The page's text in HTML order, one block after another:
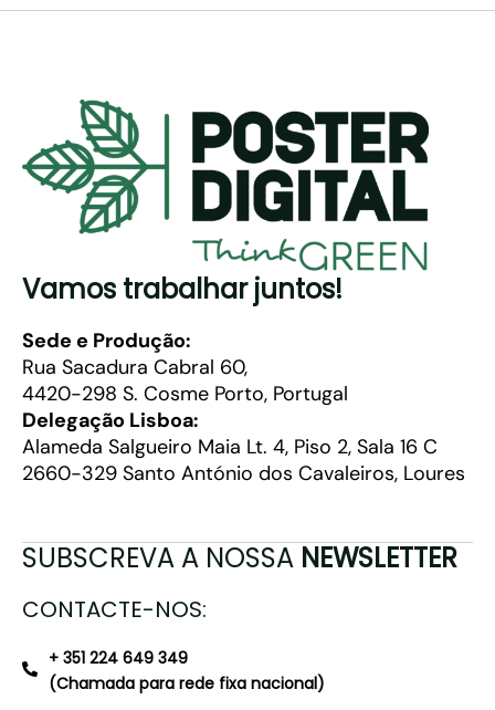
Vamos trabalhar juntos!
Sede e Produção:
Rua Sacadura Cabral 60,
4420-298 S. Cosme Porto, Portugal
Delegação Lisboa:
Alameda Salgueiro Maia Lt. 4, Piso 2, Sala 16 C
2660-329 Santo António dos Cavaleiros, Loures
SUBSCREVA A NOSSA NEWSLETTER
CONTACTE-NOS:
+ 351 224 649 349
(Chamada para rede fixa nacional)